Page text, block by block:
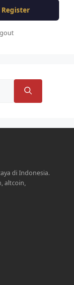
Register
di Indonesia.
altcoin,